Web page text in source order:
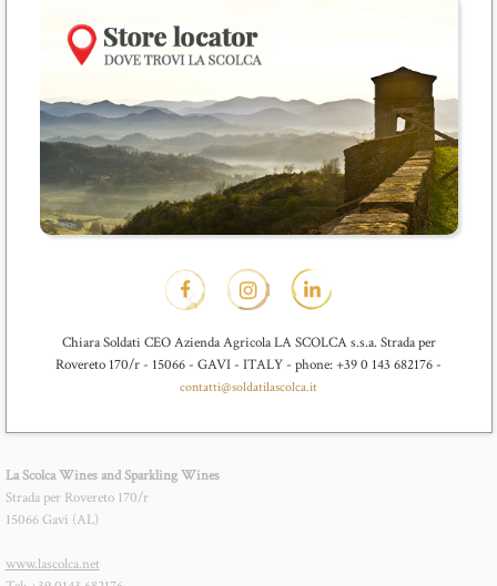
Chiara Soldati CEO Azienda Agricola LA SCOLCA s.s.a. Strada per
Rovereto 170/r - 15066 - GAVI - ITALY - phone: +39 0 143 682176 -
contatti@soldatilascolca.it
La Scolca Wines and Sparkling Wines
Strada per Rovereto 170/r
15066 Gavi (AL)
www.lascolca.net